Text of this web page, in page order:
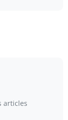
articles